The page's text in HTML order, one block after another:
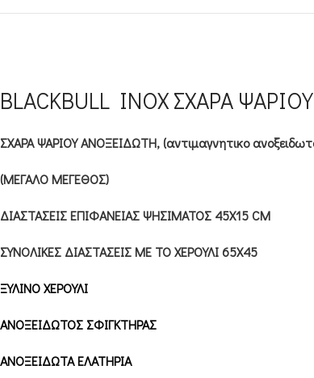
BLACKBULL INOX ΣΧΑΡΑ
ΣΧΑΡΑ ΨΑΡΙΟΥ ΑΝΟΞΕΙΔΩΤΗ, (αντιμαγνητικο
(ΜΕΓΑΛΟ ΜΕΓΕΘΟΣ)
ΔΙΑΣΤΑΣΕΙΣ ΕΠΙΦΑΝΕΙΑΣ ΨΗΣΙΜΑΤΟΣ 45Χ15 CM
ΣΥΝΟΛΙΚΕΣ ΔΙΑΣΤΑΣΕΙΣ ΜΕ ΤΟ ΧΕΡΟΥΛΙ 65Χ45
ΞΥΛΙΝΟ ΧΕΡΟΥΛΙ
ΑΝΟΞΕΙΔΩΤΟΣ ΣΦΙΓΚΤΗΡΑΣ
ΑΝΟΞΕΙΔΩΤΑ ΕΛΑΤΗΡΙΑ